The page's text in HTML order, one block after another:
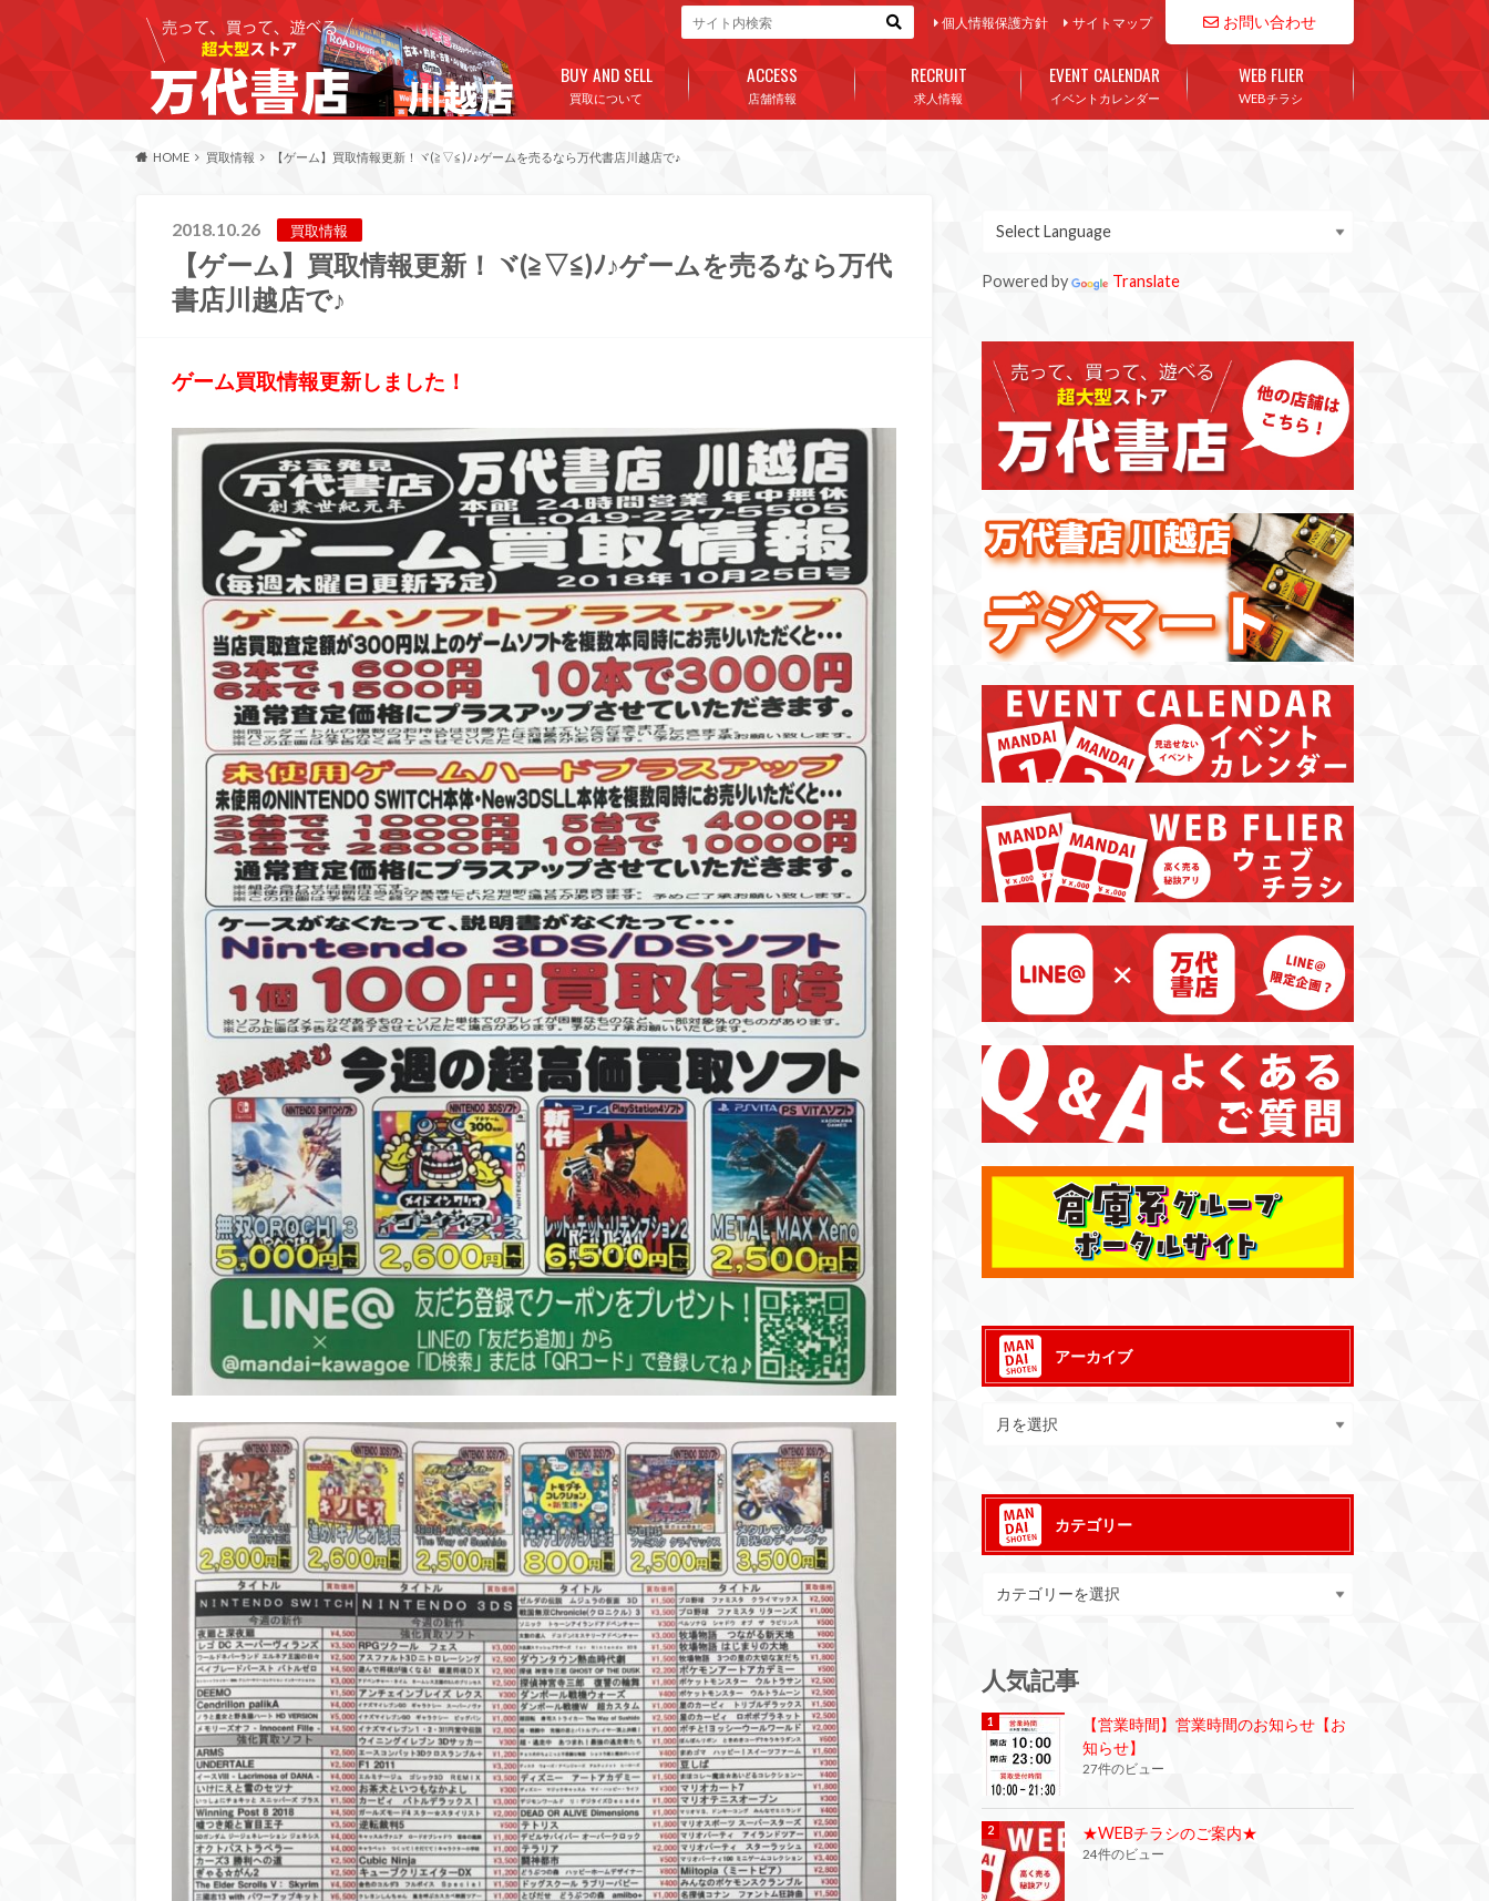
お問い合わせ
個人情報保護方針 サイトマップ
買取について
BUY AND SELL
店舗情報
ACCESS
求人情報
RECRUIT
イベントカレンダー
EVENT CALENDAR
WEBチラシ
WEB FLIER
HOME 買取情報 【ゲーム】買取情報更新！ヾ(≧▽≦)ﾉ♪ゲームを売るなら万代書店川越店で♪
2018.10.26 買取情報
【ゲーム】買取情報更新！ヾ(≧▽≦)ﾉ♪ゲームを売るなら万代
書店川越店で♪
ゲーム買取情報更新しました！
Powered by Translate
アーカイブ
カテゴリー
人気記事
【営業時間】営業時間のお知らせ【お
知らせ】
27件のビュー
★WEBチラシのご案内★
24件のビュー